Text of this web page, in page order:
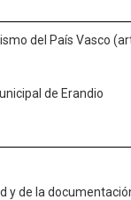
del País Vasco
de Erandio
y de la